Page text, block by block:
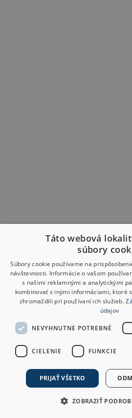
Táto webová
súbory
Súbory cookie používame na
návštevnosti. Informácie o vašom
s našimi reklamnými a analytickými
kombinovať s inými informáciami, ktoré
zhromaždili pri používaní ich služieb.
údajov
NEVYHNUTNE POTREBNÉ
CIELENIE FUNKCIE
PRIJAŤ VŠETKO
ZOBRAZIŤ